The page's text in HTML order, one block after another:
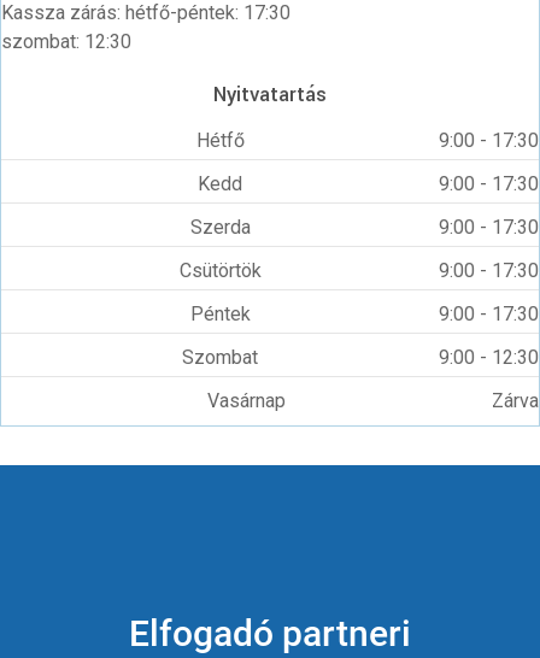
Kassza zárás: hétfő-péntek: 17:30
szombat: 12:30
Nyitvatartás
Hétfő
9:00 - 17:30
Kedd
9:00 - 17:30
Szerda
9:00 - 17:30
Csütörtök
9:00 - 17:30
Péntek
9:00 - 17:30
Szombat
9:00 - 12:30
Vasárnap
Zárva
Elfogadó partneri